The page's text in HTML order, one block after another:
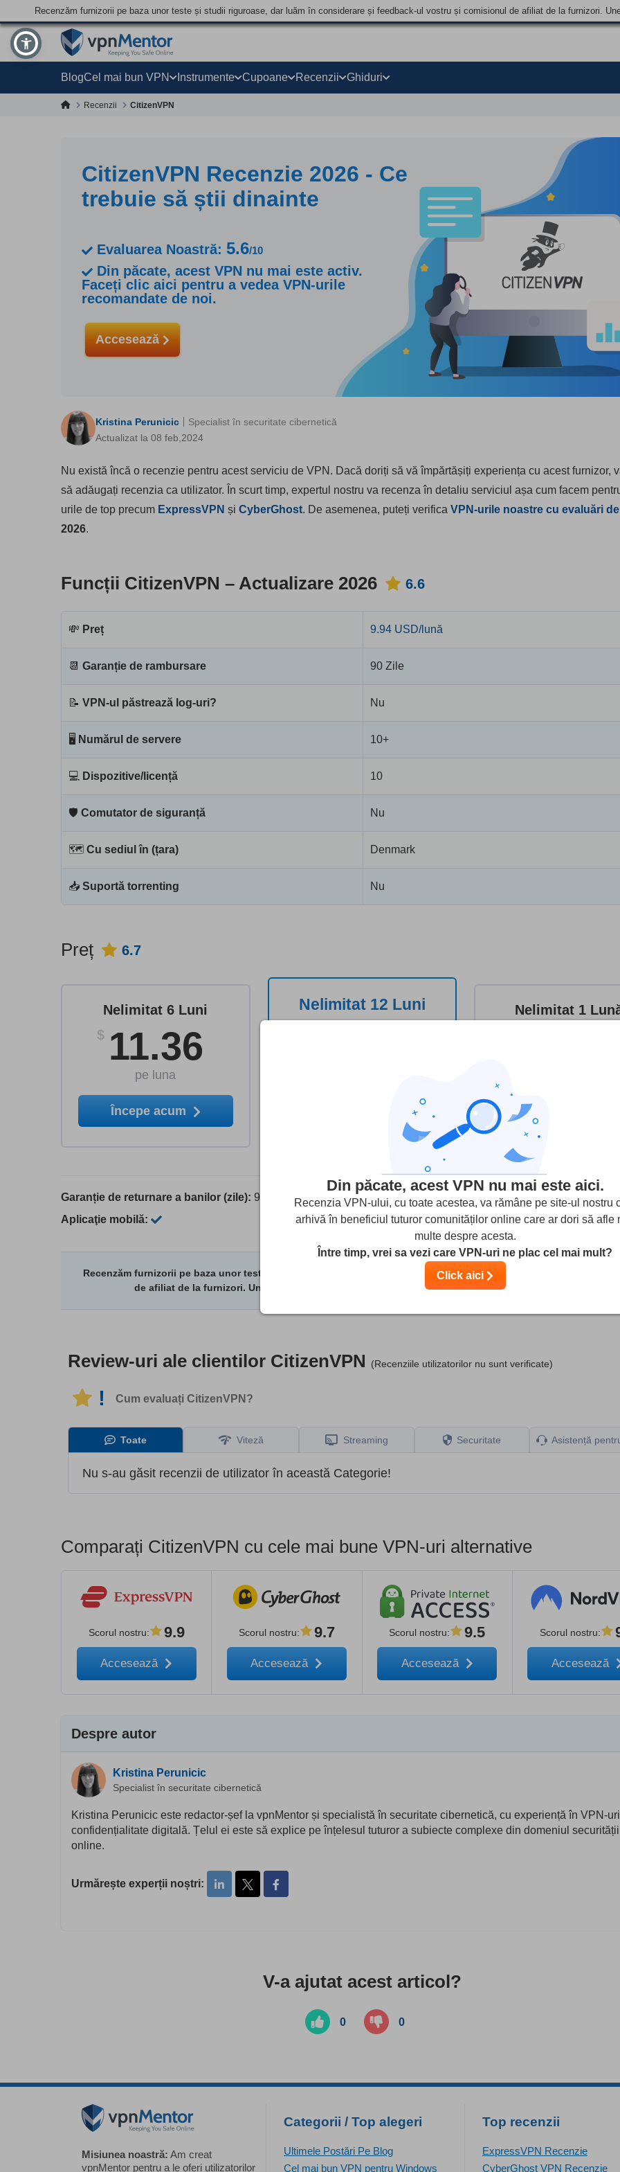
Recenzăm furnizorii pe baza unor teste și studii riguroase, dar luăm în considerare și feedback-ul vostru și comisionul de afiliat de la furnizori.
BlogCel mai bun VPN Instrumente Cupoane Recenzii Ghiduri
Recenzii CitizenVPN
CitizenVPN Recenzie 2026 - Ce
trebuie să știi dinainte
Evaluarea Noastră: 5.6/10
Din păcate, acest VPN nu mai este activ.
Faceți clic aici pentru a vedea VPN-urile
recomandate de noi.
Accesează
Kristina Perunicic
Actualizat la 08 feb,2024
Specialist în securitate cibernetică
Nu există încă o recenzie pentru acest serviciu de VPN. Dacă doriți să vă împărtășiți experiența cu acest furnizor,
să adăugați recenzia ca utilizator. În scurt timp, expertul nostru va recenza în detaliu serviciul așa cum facem
urile de top precum ExpressVPN și CyberGhost. De asemenea, puteți verifica VPN-urile noastre cu evaluări
2026.
Funcții CitizenVPN – Actualizare 2026 6.6
💸 Preț 9.94 USD/lună
📆 Garanție de rambursare 90 Zile
📝 VPN-ul păstrează log-uri? Nu
🖥 Numărul de servere 10+
💻 Dispozitive/licență 10
🛡 Comutator de siguranță Nu
🗺 Cu sediul în (țara) Denmark
📥 Suportă torrenting Nu
Preț 6.7
Nelimitat 12 Luni
Nelimitat 6 Luni
$ 11.36
pe luna
Începe acum
Nelimitat 1
Începe acum
Garanție de returnare a banilor (zile): 90
Aplicaţie mobilă:
Dispozitive/licență:
Oferte VPN:citizenvpn.com
Recenzăm furnizorii pe baza unor teste și studii riguroase, dar luăm în considerare și feedback-ul vostru și
de afiliat de la furnizori. Unele branduri sunt deținute de compania noastră-mamă.
Review-uri ale clientilor CitizenVPN (Recenziile utilizatorilor nu sunt verificate)
! Cum evaluați CitizenVPN?
Toate Viteză Streaming Securitate Asistență
Nu s-au găsit recenzii de utilizator în această Categorie!
Comparați CitizenVPN cu cele mai bune VPN-uri alternative
Scorul nostru: 9.9
Accesează
Scorul nostru: 9.7
Accesează
Scorul nostru: 9.5
Accesează
Scorul nostru:
Accesează
Despre autor
Kristina Perunicic
Specialist în securitate cibernetică
Kristina Perunicic este redactor-șef la vpnMentor și specialistă în securitate cibernetică, cu experiență în VPN-
confidențialitate digitală. Țelul ei este să explice pe înțelesul tuturor a subiecte complexe din domeniul securității
online.
Urmărește experții noștri:
V-a ajutat acest articol?
0 0
Din păcate, acest VPN nu mai este aici.
Recenzia VPN-ului, cu toate acestea, va rămâne pe site-ul nostru
arhivă în beneficiul tuturor comunităților online care ar dori să afle
multe despre acesta.
Între timp, vrei sa vezi care VPN-uri ne plac cel mai mult?
Click aici
Misiunea noastră: Am creat
vpnMentor pentru a le oferi utilizatorilor
Categorii / Top alegeri
Ultimele Postări Pe Blog
Cel mai bun VPN pentru Windows
Top recenzii
ExpressVPN Recenzie
CyberGhost VPN Recenzie